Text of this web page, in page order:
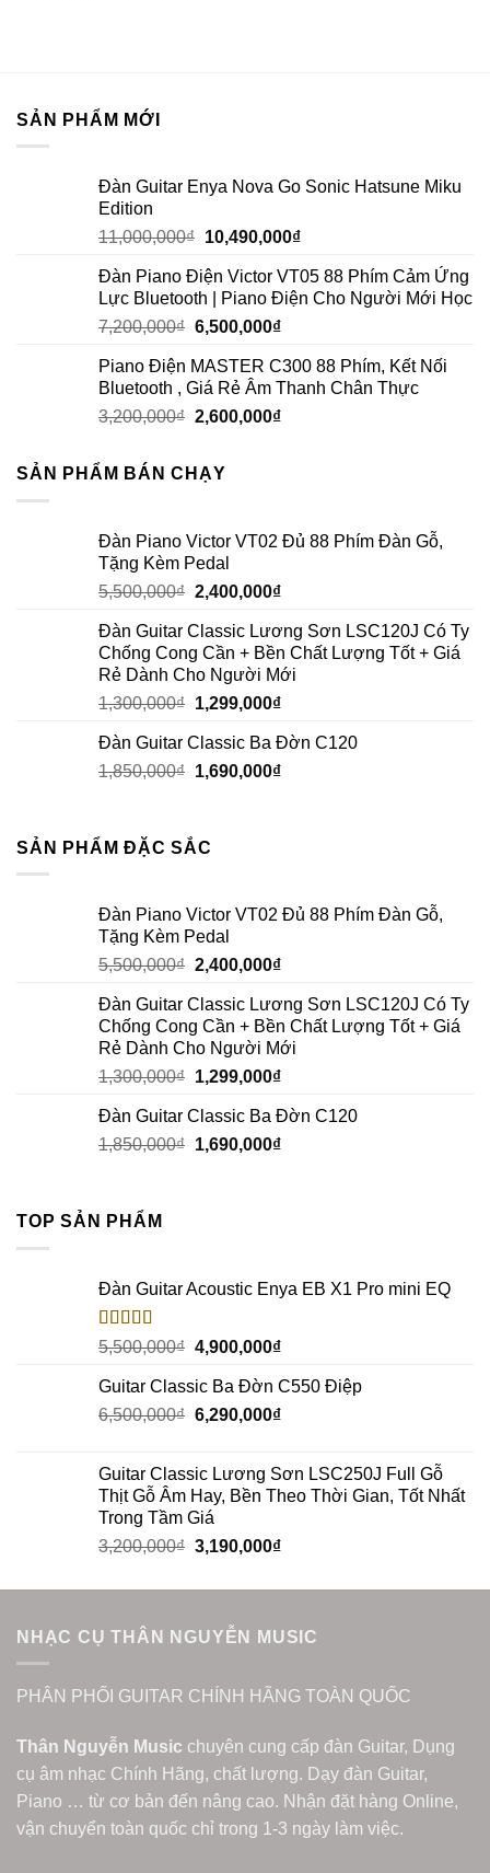
SẢN PHẨM MỚI
Đàn Guitar Enya Nova Go Sonic Hatsune Miku
Edition
11,000,000₫ 10,490,000₫
Đàn Piano Điện Victor VT05 88 Phím Cảm Ứng
Lực Bluetooth | Piano Điện Cho Người Mới Học
7,200,000₫ 6,500,000₫
Piano Điện MASTER C300 88 Phím, Kết Nối
Bluetooth , Giá Rẻ Âm Thanh Chân Thực
3,200,000₫ 2,600,000₫
SẢN PHẨM BÁN CHẠY
Đàn Piano Victor VT02 Đủ 88 Phím Đàn Gỗ,
Tặng Kèm Pedal
5,500,000₫ 2,400,000₫
Đàn Guitar Classic Lương Sơn LSC120J Có Ty
Chống Cong Cần + Bền Chất Lượng Tốt + Giá
Rẻ Dành Cho Người Mới
1,300,000₫ 1,299,000₫
Đàn Guitar Classic Ba Đờn C120
1,850,000₫ 1,690,000₫
SẢN PHẨM ĐẶC SẮC
Đàn Piano Victor VT02 Đủ 88 Phím Đàn Gỗ,
Tặng Kèm Pedal
5,500,000₫ 2,400,000₫
Đàn Guitar Classic Lương Sơn LSC120J Có Ty
Chống Cong Cần + Bền Chất Lượng Tốt + Giá
Rẻ Dành Cho Người Mới
1,300,000₫ 1,299,000₫
Đàn Guitar Classic Ba Đờn C120
1,850,000₫ 1,690,000₫
TOP SẢN PHẨM
Đàn Guitar Acoustic Enya EB X1 Pro mini EQ
Rated5.00
out of 5
5,500,000₫ 4,900,000₫
Guitar Classic Ba Đờn C550 Điệp
6,500,000₫ 6,290,000₫
Guitar Classic Lương Sơn LSC250J Full Gỗ
Thịt Gỗ Âm Hay, Bền Theo Thời Gian, Tốt Nhất
Trong Tầm Giá
3,200,000₫ 3,190,000₫
NHẠC CỤ THÂN NGUYỄN MUSIC
PHÂN PHỐI GUITAR CHÍNH HÃNG TOÀN QUỐC
Thân Nguyễn Music chuyên cung cấp đàn Guitar, Dụng
cụ âm nhạc Chính Hãng, chất lượng. Dạy đàn Guitar,
Piano … từ cơ bản đến nâng cao. Nhận đặt hàng Online,
vận chuyển toàn quốc chỉ trong 1-3 ngày làm việc.